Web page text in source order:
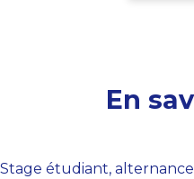
En
Stage étudiant,